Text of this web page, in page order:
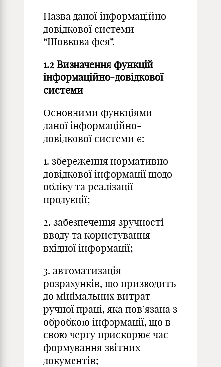
Назва даної інформаційно-
довідкової системи –
“Шовкова фея”.
1.2 Визначення функцій
інформаційно-довідкової
системи
Основними функціями
даної інформаційно-
довідкової системи є:
1. збереження нормативно-
довідкової інформації щодо
обліку та реалізації
продукції;
2. забезпечення зручності
вводу та користування
вхідної інформації;
3. автоматизація
розрахунків, що призводить
до мінімальних витрат
ручної праці, яка пов’язана з
обробкою інформації, що в
свою чергу прискорює час
формування звітних
документів;